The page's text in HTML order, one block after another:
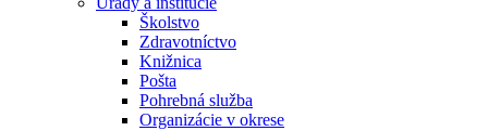
Školstvo
Zdravotníctvo
Knižnica
Pošta
Pohrebná služba
Organizácie v okrese